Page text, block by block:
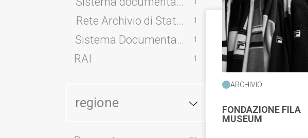
Rete Archivio di Stato di Lecce
1
1
RAI 1
regione
ARCHIVIO
FONDAZIONE FILA
MUSEUM